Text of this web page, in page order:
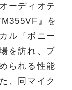
ーディオテ
』を
ル『ボニー
を訪れ、プ
られる性能
、同マイク